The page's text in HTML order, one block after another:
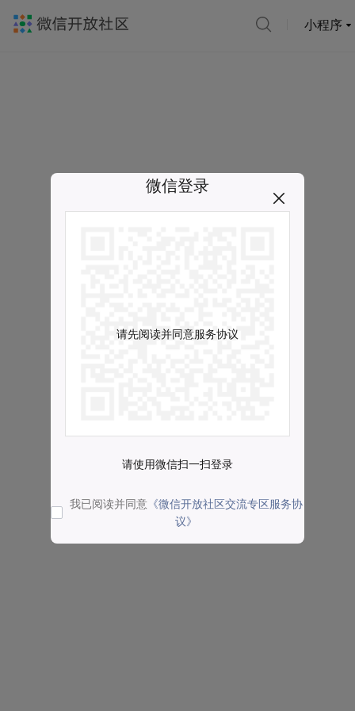
小程序
微信登录
请先阅读并同意服务协议
请使用微信扫一扫登录
我已阅读并同意 《微信开放社区交流专区服务协
议》